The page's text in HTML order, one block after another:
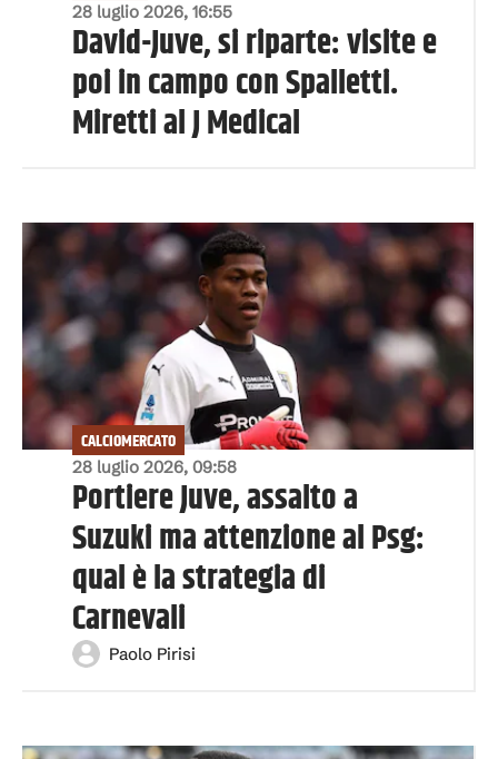
28 luglio 2026, 16:55
David-Juve, si riparte: visite e
poi in campo con Spalletti.
Miretti al J Medical
28 luglio 2026, 09:58
CALCIOMERCATO
Portiere Juve, assalto a
Suzuki ma attenzione al Psg:
qual è la strategia di
Carnevali
Paolo Pirisi